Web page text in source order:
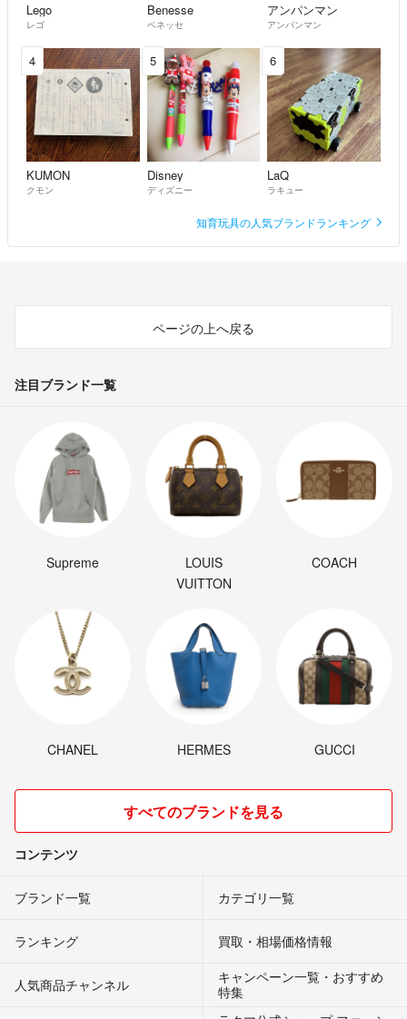
Lego
レゴ
Benesse
ベネッセ
アンパンマン
アンパンマン
4
KUMON
クモン
5
Disney
ディズニー
6
LaQ
ラキュー
知育玩具の人気ブランドランキング
ページの上へ戻る
注目ブランド一覧
Supreme
LOUIS
VUITTON
COACH
CHANEL HERMES GUCCI
すべてのブランドを見る
コンテンツ
ブランド一覧 カテゴリ一覧
ランキング 買取・相場価格情報
人気商品チャンネル
キャンペーン一覧・おすすめ
特集